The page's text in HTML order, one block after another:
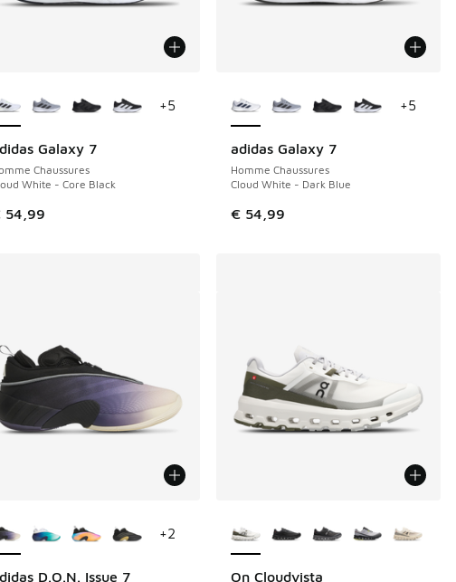
de € 44,99 à € 30,00
Galaxy 7
Chaussures
White - Core Black
54,99
+5
adidas Galaxy 7
Homme Chaussures
Cloud White - Dark Blue
€ 54,99
+5
D.O.N. Issue 7
+2
On Cloudvista